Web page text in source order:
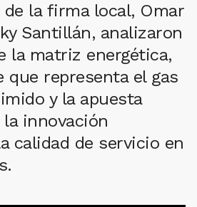
la firma local, Omar
Santillán, analizaron
la matriz energética,
que representa el gas
y la apuesta
innovación
calidad de servicio en